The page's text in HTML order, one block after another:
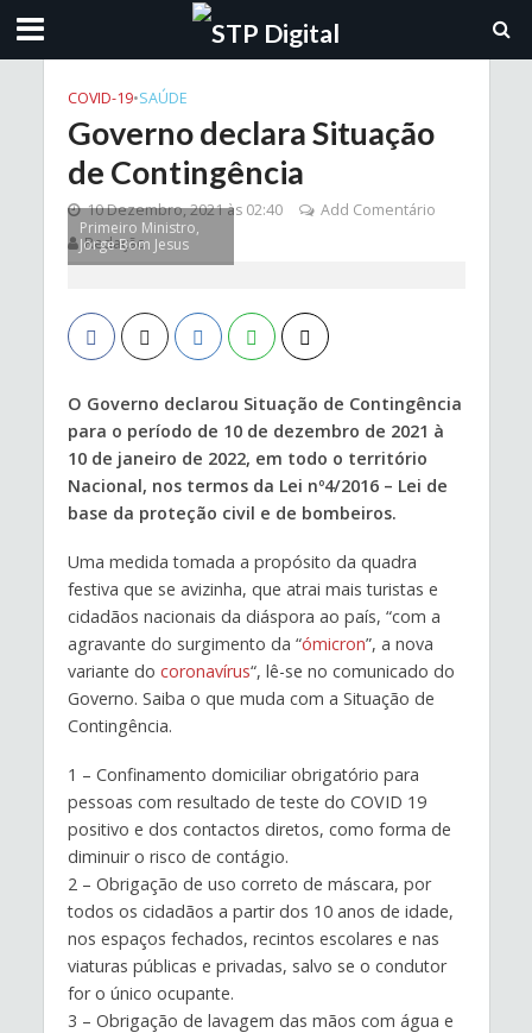
COVID-19•SAÚDE
Governo declara Situação
de Contingência
10 Dezembro, 2021 às 02:40
Add Comentário
Redação
Primeiro Ministro,
Jorge Bom Jesus
O Governo declarou Situação de Contingência
para o período de 10 de dezembro de 2021 à
10 de janeiro de 2022, em todo o território
Nacional, nos termos da Lei nº4/2016 – Lei de
base da proteção civil e de bombeiros.
Uma medida tomada a propósito da quadra
festiva que se avizinha, que atrai mais turistas e
cidadãos nacionais da diáspora ao país, “com a
agravante do surgimento da “ómicron”, a nova
variante do coronavírus“, lê-se no comunicado do
Governo. Saiba o que muda com a Situação de
Contingência.
1 – Confinamento domiciliar obrigatório para
pessoas com resultado de teste do COVID 19
positivo e dos contactos diretos, como forma de
diminuir o risco de contágio.
2 – Obrigação de uso correto de máscara, por
todos os cidadãos a partir dos 10 anos de idade,
nos espaços fechados, recintos escolares e nas
viaturas públicas e privadas, salvo se o condutor
for o único ocupante.
3 – Obrigação de lavagem das mãos com água e